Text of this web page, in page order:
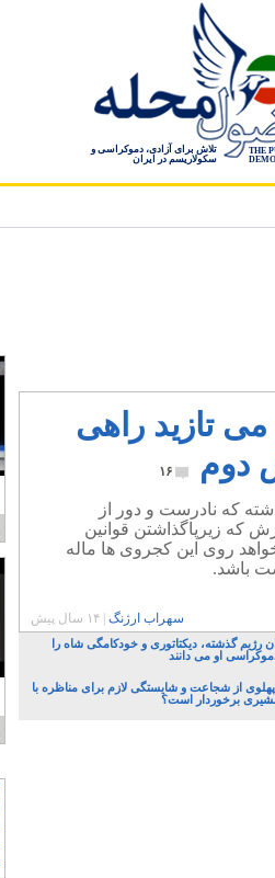
THE
تلاش برای آزادی، دموکراسی و
سکولاریسم در ایران
تازید راهی
۱۶
که نادرست و دور از
که زیرپاگذاشتن قوانین
روی این کجروی ها ماله
باشد.
سهراب ارژنگ ۱۴ سال پیش
رژیم گذشته، دیکتاتوری و خودکامگی شاه را
او می دانند
پهلوی از شجاعت و شایستگی لازم برای مناظره با
برخوردار است؟